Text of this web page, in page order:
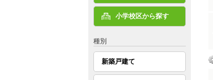
小学校区から探す
種別
新築戸建て